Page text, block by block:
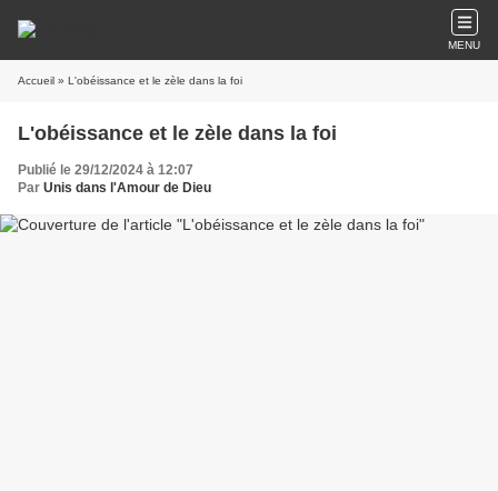
MENU
Accueil » L'obéissance et le zèle dans la foi
L'obéissance et le zèle dans la foi
Publié le 29/12/2024 à 12:07
Par Unis dans l'Amour de Dieu